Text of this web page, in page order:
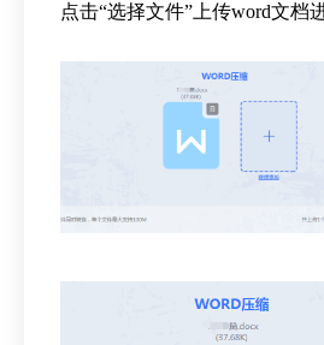
点击“选择文件”上传word文档